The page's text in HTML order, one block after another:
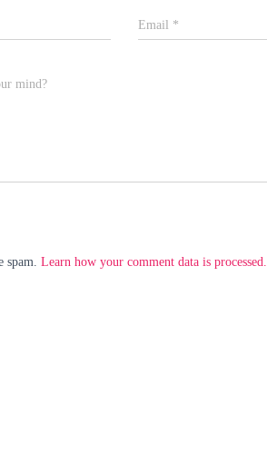
Email *
mind?
spam. Learn how your comment data is processed.